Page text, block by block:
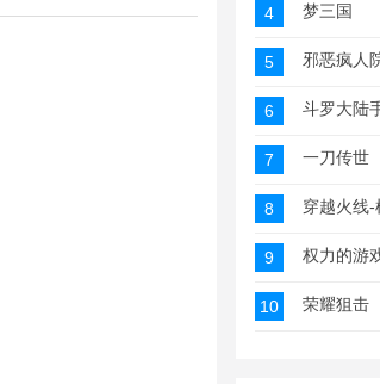
4 梦三国
5 邪恶疯人
6 斗罗大陆
7 一刀传世
8 穿越火线-
9 权力的游
10 荣耀狙击